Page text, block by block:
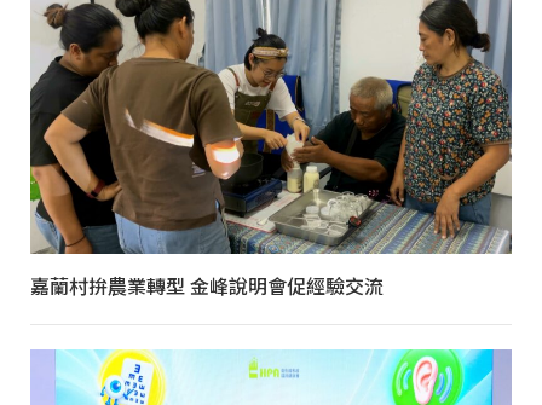
嘉蘭村拚農業轉型 金峰說明會促經驗交流